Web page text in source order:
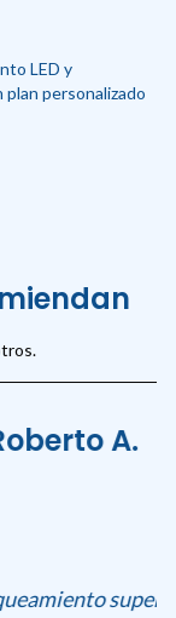
LED y
personalizado
A.
supero